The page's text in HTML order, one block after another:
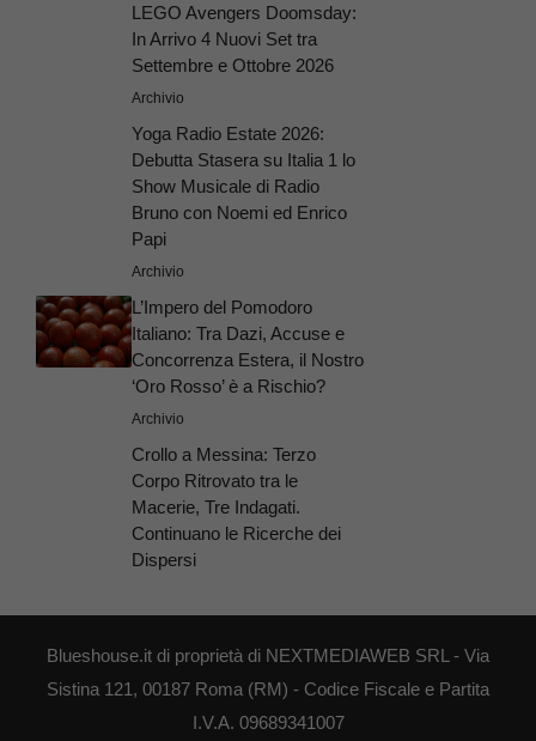
LEGO Avengers Doomsday:
In Arrivo 4 Nuovi Set tra
Settembre e Ottobre 2026
Archivio
Yoga Radio Estate 2026:
Debutta Stasera su Italia 1 lo
Show Musicale di Radio
Bruno con Noemi ed Enrico
Papi
Archivio
L’Impero del Pomodoro
Italiano: Tra Dazi, Accuse e
Concorrenza Estera, il Nostro
‘Oro Rosso’ è a Rischio?
Archivio
Crollo a Messina: Terzo
Corpo Ritrovato tra le
Macerie, Tre Indagati.
Continuano le Ricerche dei
Dispersi
Blueshouse.it di proprietà di NEXTMEDIAWEB SRL - Via
Sistina 121, 00187 Roma (RM) - Codice Fiscale e Partita
I.V.A. 09689341007